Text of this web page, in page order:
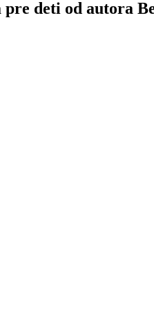
deti od autora